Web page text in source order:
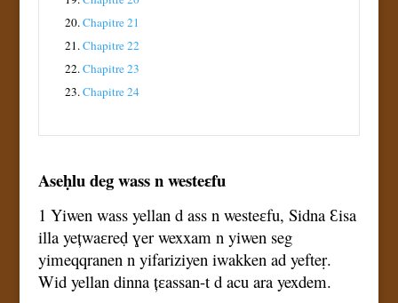
20.Chapitre 21
21.Chapitre 22
22.Chapitre 23
23.Chapitre 24
Aseḥlu deg wass n westeɛfu
1 Yiwen wass yellan d ass n westeɛfu, Sidna Ɛisa
illa yețwaɛreḍ ɣer wexxam n yiwen seg
yimeqqranen n yifariziyen iwakken ad yefteṛ.
Wid yellan dinna țɛassan-t d acu ara yexdem.